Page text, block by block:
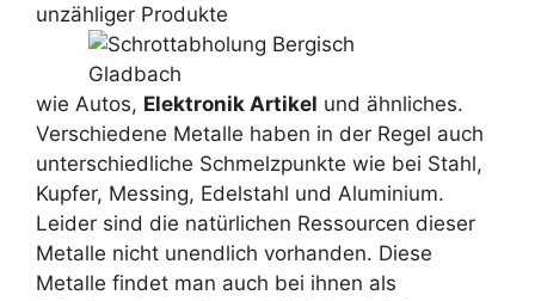
unzähliger Produkte
wie Autos, Elektronik Artikel und ähnliches.
Verschiedene Metalle haben in der Regel auch
unterschiedliche Schmelzpunkte wie bei Stahl,
Kupfer, Messing, Edelstahl und Aluminium.
Leider sind die natürlichen Ressourcen dieser
Metalle nicht unendlich vorhanden. Diese
Metalle findet man auch bei ihnen als